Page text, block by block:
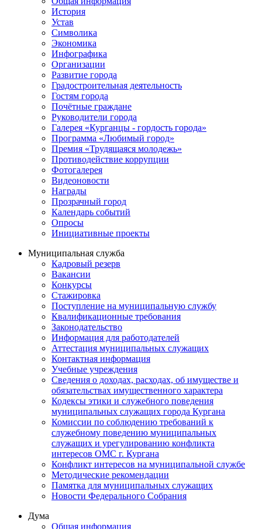
История
Устав
Символика
Экономика
Инфографика
Организации
Развитие города
Градостроительная деятельность
Гостям города
Почётные граждане
Руководители города
Галерея «Курганцы - гордость города»
Программа «Любимый город»
Премия «Трудящаяся молодежь»
Противодействие коррупции
Фотогалерея
Видеоновости
Награды
Прозрачный город
Календарь событий
Опросы
Инициативные проекты
Муниципальная служба
Кадровый резерв
Вакансии
Конкурсы
Стажировка
Поступление на муниципальную службу
Квалификационные требования
Законодательство
Информация для работодателей
Аттестация муниципальных служащих
Контактная информация
Учебные учреждения
Сведения о доходах, расходах, об имуществе и
обязательствах имущественного характера
Кодексы этики и служебного поведения
муниципальных служащих города Кургана
Комиссии по соблюдению требований к
служебному поведению муниципальных
служащих и урегулированию конфликта
интересов ОМС г. Кургана
Конфликт интересов на муниципальной службе
Методические рекомендации
Памятка для муниципальных служащих
Новости Федерального Cобрания
Дума
Общая информация